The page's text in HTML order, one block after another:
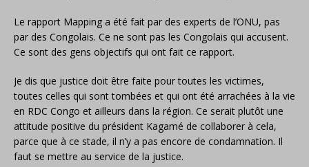
Le rapport Mapping a été fait par des experts de l’ONU, pas
par des Congolais. Ce ne sont pas les Congolais qui accusent.
Ce sont des gens objectifs qui ont fait ce rapport.
Je dis que justice doit être faite pour toutes les victimes,
toutes celles qui sont tombées et qui ont été arrachées à la vie
en RDC Congo et ailleurs dans la région. Ce serait plutôt une
attitude positive du président Kagamé de collaborer à cela,
parce que à ce stade, il n’y a pas encore de condamnation. Il
faut se mettre au service de la justice.